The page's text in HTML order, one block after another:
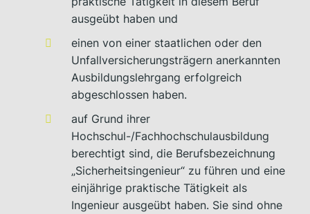
ausgeübt haben und
einen von einer staatlichen oder den
Unfallversicherungsträgern anerkannten
Ausbildungslehrgang erfolgreich
abgeschlossen haben.
auf Grund ihrer
Hochschul-/Fachhochschulausbildung
berechtigt sind, die Berufsbezeichnung
„Sicherheitsingenieur“ zu führen und eine
einjährige praktische Tätigkeit als
Ingenieur ausgeübt haben. Sie sind ohne